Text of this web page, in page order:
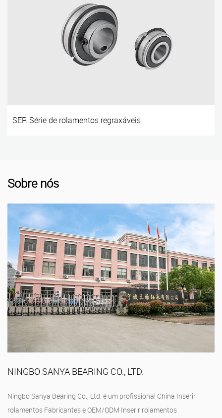
SER Série de rolamentos regraxáveis
Sobre nós
NINGBO SANYA BEARING CO., LTD.
Ningbo Sanya Bearing Co., Ltd. é um profissional China Inserir
rolamentos FabricanteseOEM/ODM Inserir rolamentos